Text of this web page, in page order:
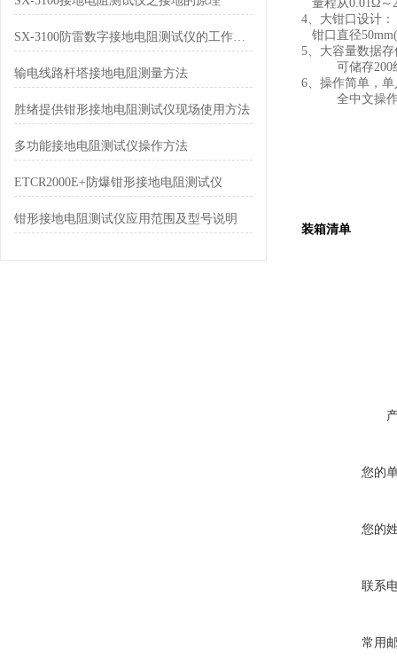
SX-3100防雷数字接地电阻测试仪的工作原理及主要特点
输电线路杆塔接地电阻测量方法
胜绪提供钳形接地电阻测试仪现场使用方法
多功能接地电阻测试仪操作方法
ETCR2000E+防爆钳形接地电阻测试仪
钳形接地电阻测试仪应用范围及型号说明
量程从0.01Ω～
4、大钳口设计：
钳口直径
5、大容量数据存
可储存200
6、操作简单，
全中文操作界
装箱清单
您的
您的
联系
常用